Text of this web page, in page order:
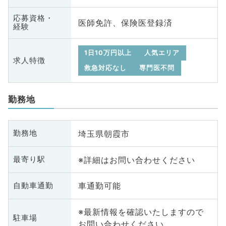
応募資格・
経験
医師免許、保険医登録済
求人特徴
1日10万円以上
人気エリア
救急対応なし
専門医不問
勤務地
勤務地 埼玉県朝霞市
最寄り駅 ※詳細はお問い合わせください
自動車通勤 車通勤可能
駐車場
※最新情報を確認いたしますので